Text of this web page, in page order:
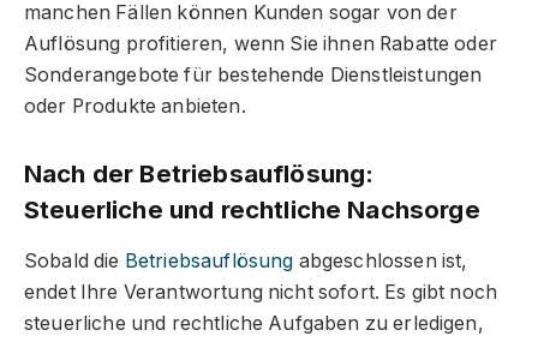
manchen Fällen können Kunden sogar von der
Auflösung profitieren, wenn Sie ihnen Rabatte oder
Sonderangebote für bestehende Dienstleistungen
oder Produkte anbieten.
Nach der Betriebsauflösung:
Steuerliche und rechtliche Nachsorge
Sobald die Betriebsauflösung abgeschlossen ist,
endet Ihre Verantwortung nicht sofort. Es gibt noch
steuerliche und rechtliche Aufgaben zu erledigen,